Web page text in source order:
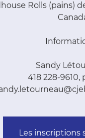
Rolls (pains)
Sandy
418 228-9610,
Les inscriptions